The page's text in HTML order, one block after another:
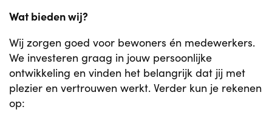
Wat bieden wij?
Wij zorgen goed voor bewoners én medewerkers.
We investeren graag in jouw persoonlijke
ontwikkeling en vinden het belangrijk dat jij met
plezier en vertrouwen werkt. Verder kun je rekenen
op: